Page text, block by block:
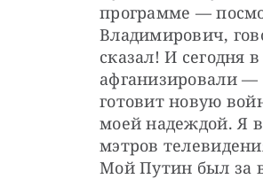
программе —
Владимирович,
сказал! И сегодня
афганизировали —
готовит новую
моей надеждой. Я
мэтров
Мой Путин был за